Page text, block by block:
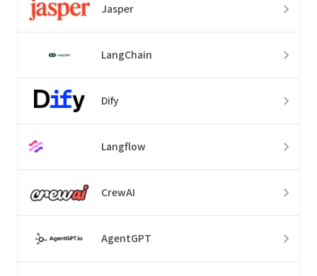
Jasper
LangChain
Dify
Langflow
CrewAI
AgentGPT